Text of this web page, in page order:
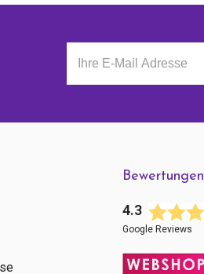
Bewertungen
4.3
Google Reviews